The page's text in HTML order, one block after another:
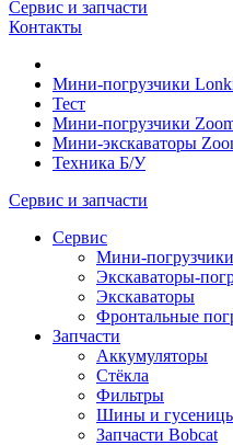
Сервис и запчасти
Контакты
Мини-погрузчики
Тест
Мини-погрузчики
Мини-экскаваторы
Техника Б/У
Сервис и запчасти
Сервис
Мини-погрузчики
Экскаваторы-
Экскаваторы
Фронтальные
Запчасти
Аккумуляторы
Стёкла
Фильтры
Шины и
Запчасти Bobcat